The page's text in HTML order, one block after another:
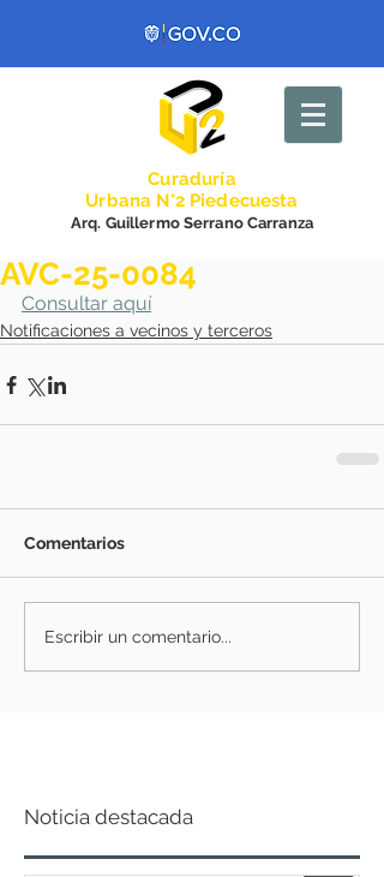
Curaduría
Urbana N°2 Piedecuesta
Arq. Guillermo Serrano Carranza
AVC-25-0084
Consultar aquí
Notificaciones a vecinos y terceros
Comentarios
Escribir un comentario...
Noticia destacada